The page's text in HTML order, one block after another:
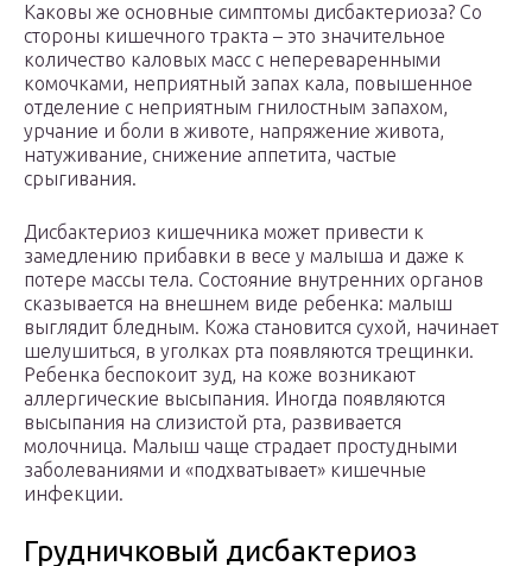
Каковы же основные симптомы дисбактериоза? Со
стороны кишечного тракта – это значительное
количество каловых масс с непереваренными
комочками, неприятный запах кала, повышенное
отделение с неприятным гнилостным запахом,
урчание и боли в животе, напряжение живота,
натуживание, снижение аппетита, частые
срыгивания.
Дисбактериоз кишечника может привести к
замедлению прибавки в весе у малыша и даже к
потере массы тела. Состояние внутренних органов
сказывается на внешнем виде ребенка: малыш
выглядит бледным. Кожа становится сухой, начинает
шелушиться, в уголках рта появляются трещинки.
Ребенка беспокоит зуд, на коже возникают
аллергические высыпания. Иногда появляются
высыпания на слизистой рта, развивается
молочница. Малыш чаще страдает простудными
заболеваниями и «подхватывает» кишечные
инфекции.
Грудничковый дисбактериоз